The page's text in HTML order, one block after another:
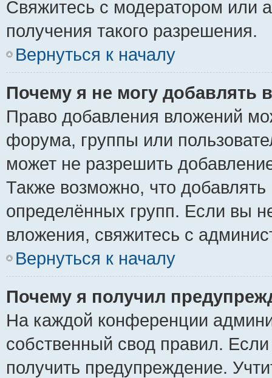
Свяжитесь с модератором или
получения такого разрешения.
Вернуться к началу
Почему я не могу добавлять
Право добавления вложений
форума, группы или
может не разрешить
Также возможно, что
определённых групп. Если вы
вложения, свяжитесь с
Вернуться к началу
Почему я получил
На каждой конференции
собственный свод правил.
получить предупреждение.